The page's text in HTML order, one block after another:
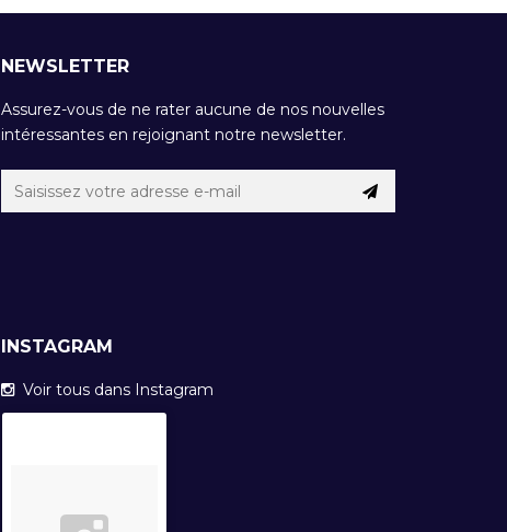
NEWSLETTER
Assurez-vous de ne rater aucune de nos nouvelles
intéressantes en rejoignant notre newsletter.
INSTAGRAM
Voir tous dans Instagram